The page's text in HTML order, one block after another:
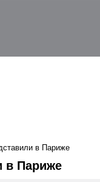
в Париже
в Париже